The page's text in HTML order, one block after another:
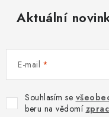
Aktuální
E-mail
Souhlasím se
beru na vědomí